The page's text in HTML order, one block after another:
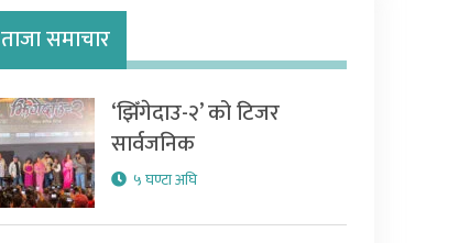
ताजा समाचार
‘झिँगेदाउ-२’ को टिजर
सार्वजनिक
५ घण्टा अघि